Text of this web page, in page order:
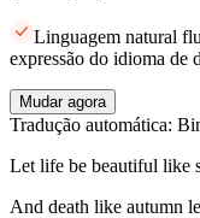
Linguagem natural
expressão do idioma de
Mudar agora
Tradução automática:
Let life be beautiful like
And death like autumn